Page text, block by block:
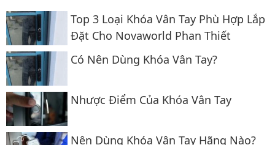
Top 3 Loại Khóa Vân Tay Phù Hợp Lắp
Đặt Cho Novaworld Phan Thiết
Có Nên Dùng Khóa Vân Tay?
Nhược Điểm Của Khóa Vân Tay
Nên Dùng Khóa Vân Tay Hãng Nào?